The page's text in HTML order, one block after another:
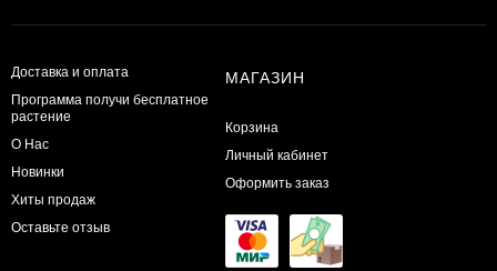
Доставка и оплата
Программа получи бесплатное
растение
О Нас
Новинки
Хиты продаж
Оставьте отзыв
МАГАЗИН
Корзина
Личный кабинет
Оформить заказ